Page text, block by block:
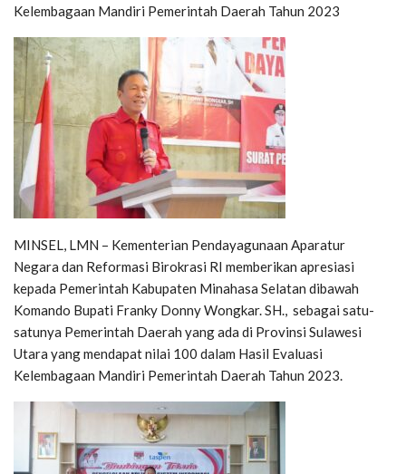
Kelembagaan Mandiri Pemerintah Daerah Tahun 2023
MINSEL, LMN – Kementerian Pendayagunaan Aparatur
Negara dan Reformasi Birokrasi RI memberikan apresiasi
kepada Pemerintah Kabupaten Minahasa Selatan dibawah
Komando Bupati Franky Donny Wongkar. SH., sebagai satu-
satunya Pemerintah Daerah yang ada di Provinsi Sulawesi
Utara yang mendapat nilai 100 dalam Hasil Evaluasi
Kelembagaan Mandiri Pemerintah Daerah Tahun 2023.